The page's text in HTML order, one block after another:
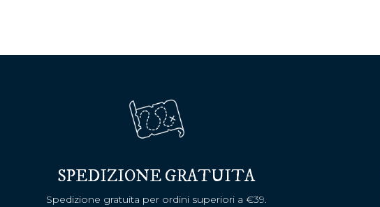
SPEDIZIONE GRATUITA
Spedizione gratuita per ordini superiori a €39.